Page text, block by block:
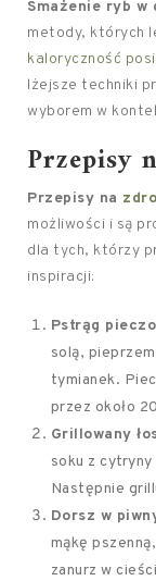
Smażenie ryb w
metody, których
kaloryczność
lżejsze techniki
wyborem w
Przepisy
Przepisy na
możliwości i są
dla tych, którzy
inspiracji:
Pstrąg
solą,
tymianek.
przez około
Grillowany
soku z cytryny
Następnie
Dorsz w
mąkę
zanurz w